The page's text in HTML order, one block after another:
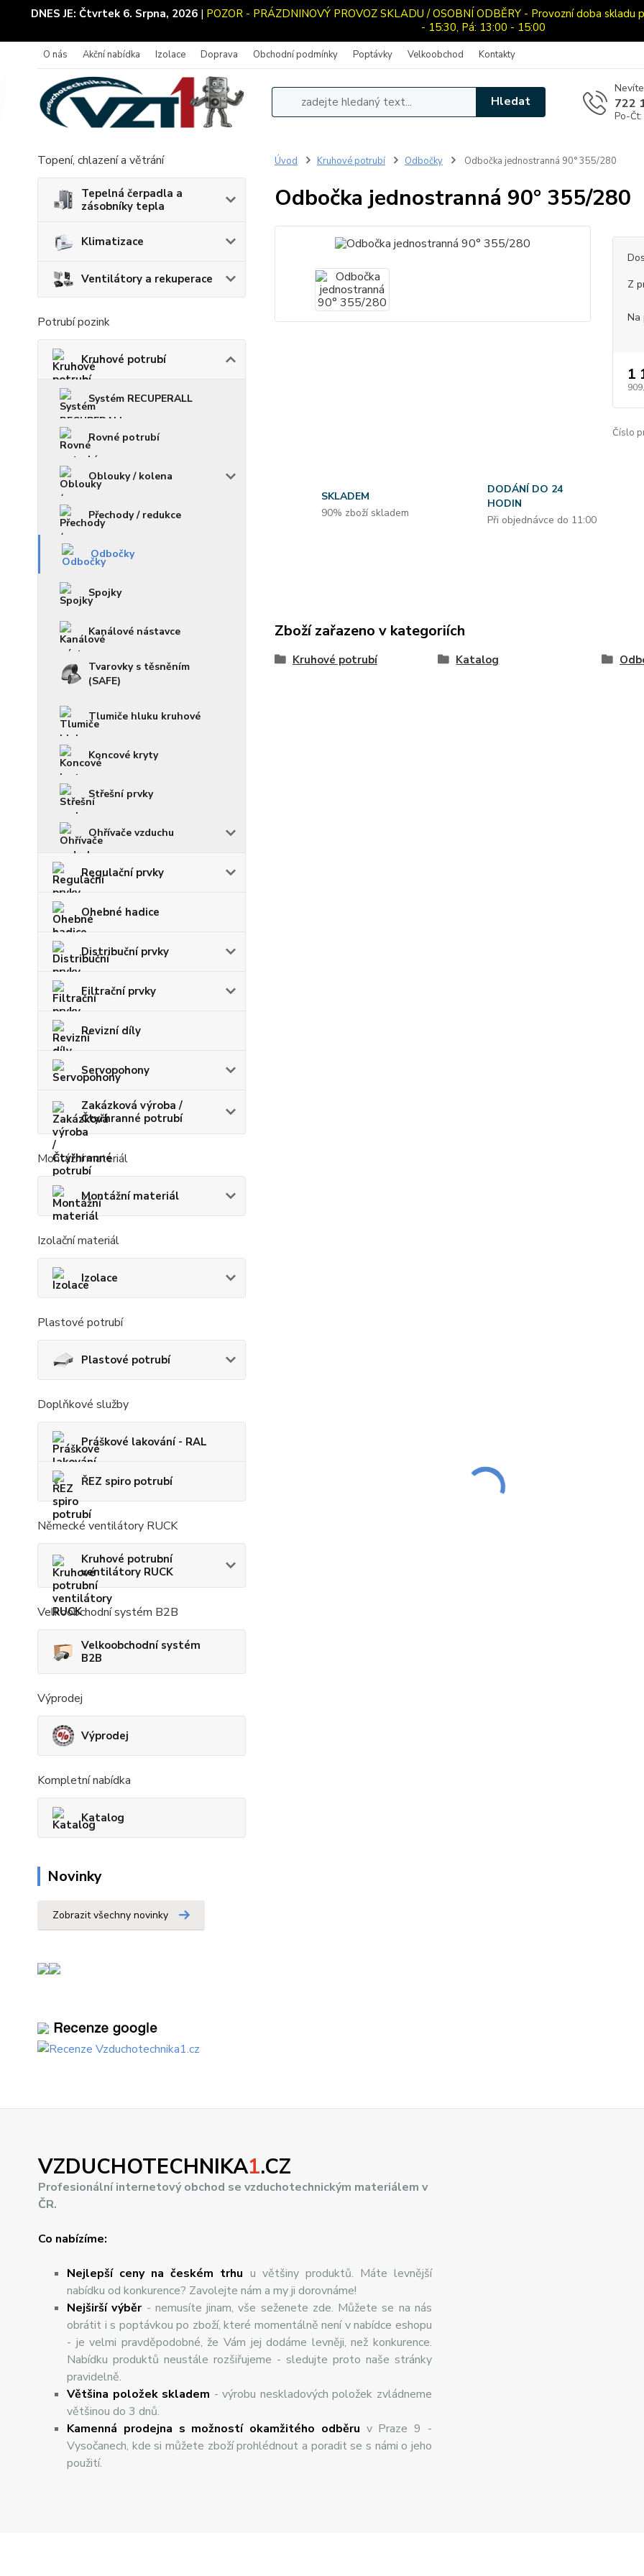
DNES JE: Čtvrtek 6. Srpna, 2026| POZOR - PRÁZDNINOVÝ PROVOZ SKLADU / OSOBNÍ ODBĚRY - Provozní doba
- 15:30, Pá: 13:00 - 15:00
O nás Akční nabídka Izolace Doprava Obchodní podmínky Poptávky Velkoobchod Kontakty
Hledat 722
Po-
Topení, chlazení a větrání
Tepelná čerpadla a
zásobníky tepla
Klimatizace
Ventilátory a rekuperace
Potrubí pozink
Kruhové potrubí
Systém RECUPERALL
Rovné potrubí
Oblouky / kolena
Přechody / redukce
Odbočky
Spojky
Kanálové nástavce
Tvarovky s těsněním
(SAFE)
Tlumiče hluku kruhové
Koncové kryty
Střešní prvky
Ohřívače vzduchu
Regulační prvky
Ohebné hadice
Distribuční prvky
Filtrační prvky
Revizní díly
Servopohony
Zakázková výroba /
Čtyřhranné potrubí
Montážní materiál
Montážní materiál
Izolační materiál
Izolace
Plastové potrubí
Plastové potrubí
Doplňkové služby
Práškové lakování - RAL
ŘEZ spiro potrubí
Německé ventilátory RUCK
Kruhové potrubní
ventilátory RUCK
Velkoobchodní systém B2B
Velkoobchodní systém
B2B
Výprodej
Výprodej
Kompletní nabídka
Katalog
Novinky
Zobrazit všechny novinky
Úvod Kruhové potrubí Odbočky Odbočka jednostranná 90° 355/280
Odbočka jednostranná 90° 355/280
Z
Na
1
Číslo
SKLADEM
90% zboží skladem
DODÁNÍ DO 24
HODIN
Při objednávce do 11:00
Zboží zařazeno v kategoriích
Kruhové potrubí Katalog
VZDUCHOTECHNIKA1.CZ
Profesionální internetový obchod se vzduchotechnickým materiálem v
ČR.
Co nabízíme:
Nejlepší ceny na českém trhu u většiny produktů. Máte levnější
nabídku od konkurence? Zavolejte nám a my ji dorovnáme!
Nejširšívýběr- nemusíte jinam, vše seženete zde. Můžete se na nás
obrátit i s poptávkou po zboží, které momentálně není v nabídce eshopu
- je velmi pravděpodobné, že Vám jej dodáme levněji, než konkurence.
Nabídku produktů neustále rozšiřujeme - sledujte proto naše stránky
pravidelně.
Většina položek skladem - výrobu neskladových položek zvládneme
většinou do 3 dnů.
Kamenná prodejna s možností okamžitého odběru v Praze 9 -
Vysočanech, kde si můžete zboží prohlédnout a poradit se s námi o jeho
použití.